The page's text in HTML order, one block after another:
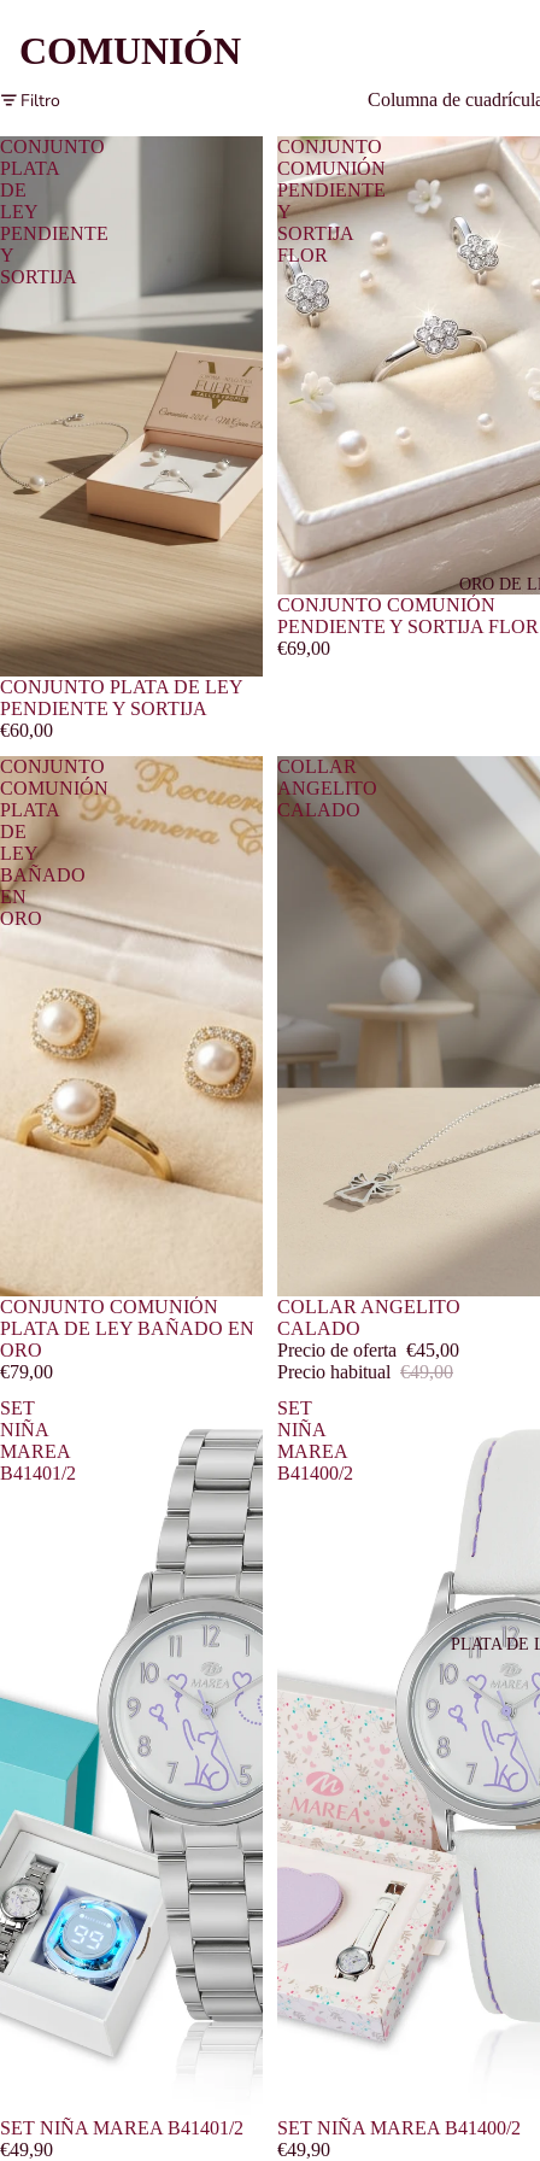
ORO DE
PLATA DE
COMUNIÓN
Filtro Columna de
CONJUNTO
PLATA
DE
LEY
PENDIENTE
Y
SORTIJA
CONJUNTO PLATA DE LEY
PENDIENTE Y SORTIJA
€60,00
CONJUNTO
COMUNIÓN
PENDIENTE
Y
SORTIJA
FLOR
CONJUNTO COMUNIÓN
PENDIENTE Y SORTIJA FLOR
€69,00
CONJUNTO
COMUNIÓN
PLATA
DE
LEY
BAÑADO
EN
ORO
CONJUNTO COMUNIÓN
PLATA DE LEY BAÑADO EN
ORO
€79,00
COLLAR
ANGELITO
CALADO
Oferta
COLLAR ANGELITO
CALADO
Precio de oferta €45,00
Precio habitual €49,00
SET
NIÑA
MAREA
B41401/2
SET NIÑA MAREA B41401/2
€49,90
SET
NIÑA
MAREA
B41400/2
Agotado
SET NIÑA MAREA B41400/2
€49,90